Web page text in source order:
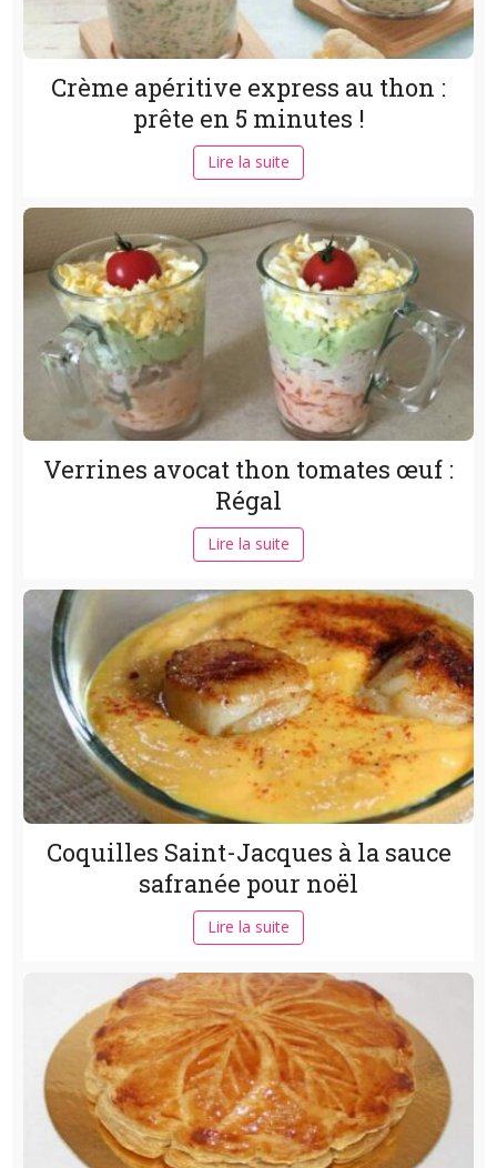
Crème apéritive express au thon :
prête en 5 minutes !
Lire la suite
Verrines avocat thon tomates œuf :
Régal
Lire la suite
Coquilles Saint-Jacques à la sauce
safranée pour noël
Lire la suite